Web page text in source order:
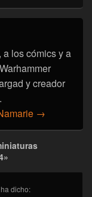
los cómics y a
y creador
→
ha dicho: